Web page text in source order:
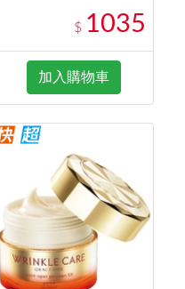
$ 1035
加入購物車